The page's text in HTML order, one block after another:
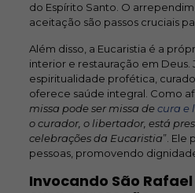
do Espírito Santo. O
aceitação são passos cruciais
Além disso, a Eucaristia é a
interior e restauração em Deus.
espiritualidade profética,
oferece saúde integral. Como
missa pode ser missa decura e
o curador, o libertador, está
celebrações da Eucaristia”. Ele
pessoas, promovendo
Invocando São